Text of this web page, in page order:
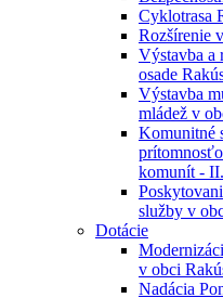
Cyklotrasa
Rozšírenie
Výstavba a
osade
Výstavba
mládež v
Komunitné
komunít -
služby v
Dotácie
v obci
Nadácia